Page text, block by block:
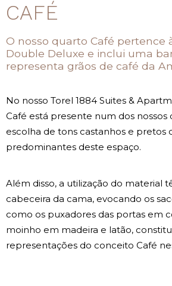
CAFÉ
O nosso quarto Café pertence
Double Deluxe e inclui uma
representa grãos de café da
No nosso Torel 1884 Suites &
Café está presente num dos nossos
escolha de tons castanhos e pretos
predominantes deste espaço.
Além disso, a utilização do material
cabeceira da cama, evocando os
como os puxadores das portas em
moinho em madeira e latão,
representações do conceito Café